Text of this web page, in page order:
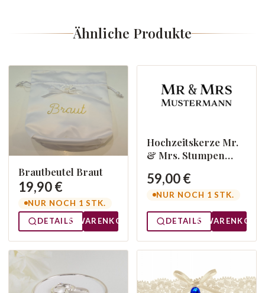
Ähnliche Produkte
Brautbeutel Braut
19,90 €
NUR NOCH 1 STK.
DETAILS
WARENKORB
Hochzeitskerze Mr.
& Mrs. Stumpen
59,00 €
NUR NOCH 1 STK.
DETAILS WARENKORB